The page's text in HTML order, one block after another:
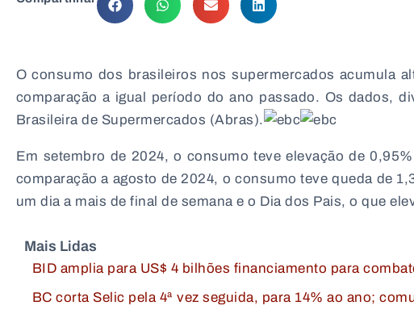
O consumo dos brasileiros nos supermercados acumula
comparação a igual período do ano passado. Os dados,
Brasileira de Supermercados (Abras).
Em setembro de 2024, o consumo teve elevação de
comparação a agosto de 2024, o consumo teve queda de
um dia a mais de final de semana e o Dia dos Pais, o que
Mais Lidas
BID amplia para US$ 4 bilhões financiamento para
BC corta Selic pela 4ª vez seguida, para 14% ao ano;